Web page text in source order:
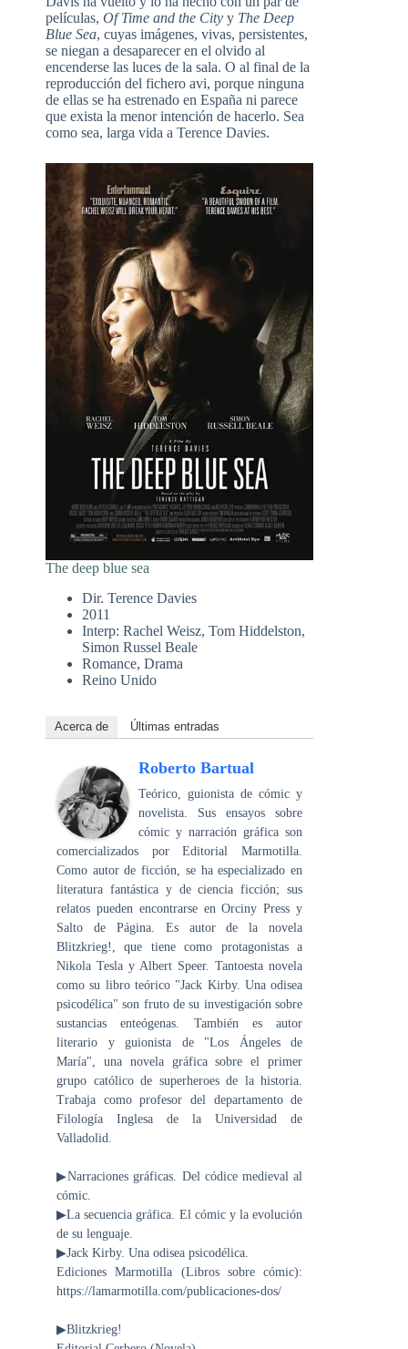
películas, Of Time and the City y The Deep
Blue Sea, cuyas imágenes, vivas, persistentes,
se niegan a desaparecer en el olvido al
encenderse las luces de la sala. O al final de la
reproducción del fichero avi, porque ninguna
de ellas se ha estrenado en España ni parece
que exista la menor intención de hacerlo. Sea
como sea, larga vida a Terence Davies.
The deep blue sea
Dir. Terence Davies
2011
Interp: Rachel Weisz, Tom Hiddelston,
Simon Russel Beale
Romance, Drama
Reino Unido
Acerca de Últimas entradas
Roberto Bartual
Teórico, guionista de cómic y
novelista. Sus ensayos sobre
cómic y narración gráfica son
comercializados por Editorial Marmotilla.
Como autor de ficción, se ha especializado en
literatura fantástica y de ciencia ficción; sus
relatos pueden encontrarse en Orciny Press y
Salto de Página. Es autor de la novela
Blitzkrieg!, que tiene como protagonistas a
Nikola Tesla y Albert Speer. Tantoesta novela
como su libro teórico "Jack Kirby. Una odisea
psicodélica" son fruto de su investigación sobre
sustancias enteógenas. También es autor
literario y guionista de "Los Ángeles de
María", una novela gráfica sobre el primer
grupo católico de superheroes de la historia.
Trabaja como profesor del departamento de
Filología Inglesa de la Universidad de
Valladolid.
▶Narraciones gráficas. Del códice medieval al
cómic.
▶La secuencia gráfica. El cómic y la evolución
de su lenguaje.
▶Jack Kirby. Una odisea psicodélica.
Ediciones Marmotilla (Libros sobre cómic):
https://lamarmotilla.com/publicaciones-dos/
▶Blitzkrieg!